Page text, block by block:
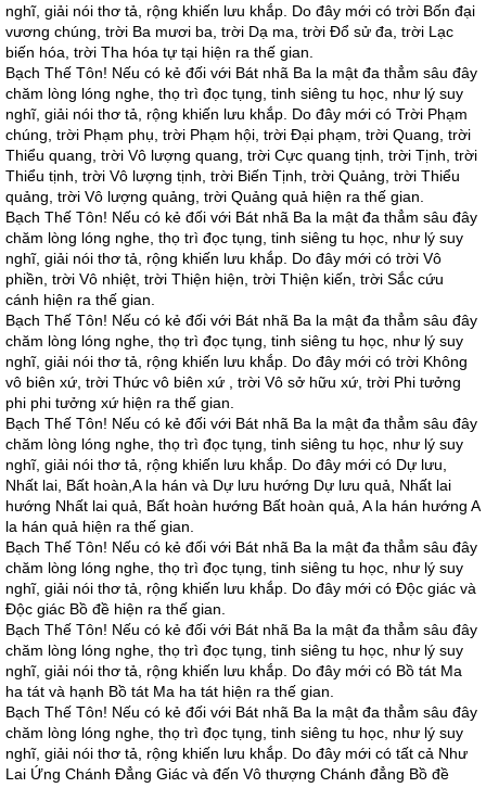
nghĩ, giải nói thơ tả, rộng khiến lưu khắp. Do đây mới có trời Bốn đại
vương chúng, trời Ba mươi ba, trời Dạ ma, trời Đổ sử đa, trời Lạc
biến hóa, trời Tha hóa tự tại hiện ra thế gian.
Bạch Thế Tôn! Nếu có kẻ đối với Bát nhã Ba la mật đa thẳm sâu đây
chăm lòng lóng nghe, thọ trì đọc tụng, tinh siêng tu học, như lý suy
nghĩ, giải nói thơ tả, rộng khiến lưu khắp. Do đây mới có Trời Phạm
chúng, trời Phạm phụ, trời Phạm hội, trời Đại phạm, trời Quang, trời
Thiểu quang, trời Vô lượng quang, trời Cực quang tịnh, trời Tịnh, trời
Thiểu tịnh, trời Vô lượng tịnh, trời Biến Tịnh, trời Quảng, trời Thiểu
quảng, trời Vô lượng quảng, trời Quảng quả hiện ra thế gian.
Bạch Thế Tôn! Nếu có kẻ đối với Bát nhã Ba la mật đa thẳm sâu đây
chăm lòng lóng nghe, thọ trì đọc tụng, tinh siêng tu học, như lý suy
nghĩ, giải nói thơ tả, rộng khiến lưu khắp. Do đây mới có trời Vô
phiền, trời Vô nhiệt, trời Thiện hiện, trời Thiện kiến, trời Sắc cứu
cánh hiện ra thế gian.
Bạch Thế Tôn! Nếu có kẻ đối với Bát nhã Ba la mật đa thẳm sâu đây
chăm lòng lóng nghe, thọ trì đọc tụng, tinh siêng tu học, như lý suy
nghĩ, giải nói thơ tả, rộng khiến lưu khắp. Do đây mới có trời Không
vô biên xứ, trời Thức vô biên xứ , trời Vô sở hữu xứ, trời Phi tưởng
phi phi tưởng xứ hiện ra thế gian.
Bạch Thế Tôn! Nếu có kẻ đối với Bát nhã Ba la mật đa thẳm sâu đây
chăm lòng lóng nghe, thọ trì đọc tụng, tinh siêng tu học, như lý suy
nghĩ, giải nói thơ tả, rộng khiến lưu khắp. Do đây mới có Dự lưu,
Nhất lai, Bất hoàn,A la hán và Dự lưu hướng Dự lưu quả, Nhất lai
hướng Nhất lai quả, Bất hoàn hướng Bất hoàn quả, A la hán hướng A
la hán quả hiện ra thế gian.
Bạch Thế Tôn! Nếu có kẻ đối với Bát nhã Ba la mật đa thẳm sâu đây
chăm lòng lóng nghe, thọ trì đọc tụng, tinh siêng tu học, như lý suy
nghĩ, giải nói thơ tả, rộng khiến lưu khắp. Do đây mới có Độc giác và
Độc giác Bồ đề hiện ra thế gian.
Bạch Thế Tôn! Nếu có kẻ đối với Bát nhã Ba la mật đa thẳm sâu đây
chăm lòng lóng nghe, thọ trì đọc tụng, tinh siêng tu học, như lý suy
nghĩ, giải nói thơ tả, rộng khiến lưu khắp. Do đây mới có Bồ tát Ma
ha tát và hạnh Bồ tát Ma ha tát hiện ra thế gian.
Bạch Thế Tôn! Nếu có kẻ đối với Bát nhã Ba la mật đa thẳm sâu đây
chăm lòng lóng nghe, thọ trì đọc tụng, tinh siêng tu học, như lý suy
nghĩ, giải nói thơ tả, rộng khiến lưu khắp. Do đây mới có tất cả Như
Lai Ứng Chánh Đẳng Giác và đến Vô thượng Chánh đẳng Bồ đề